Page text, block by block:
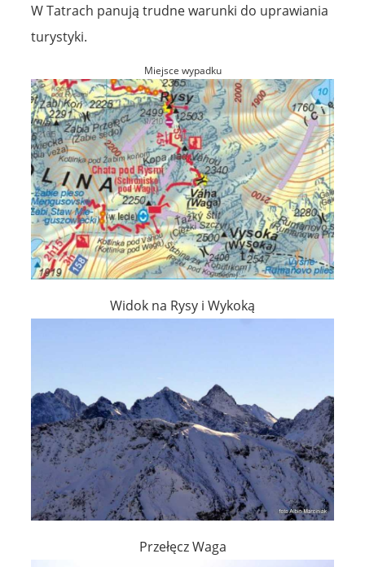
W Tatrach panują trudne warunki do uprawiania
turystyki.
Miejsce wypadku
Widok na Rysy i Wykoką
Przełęcz Waga